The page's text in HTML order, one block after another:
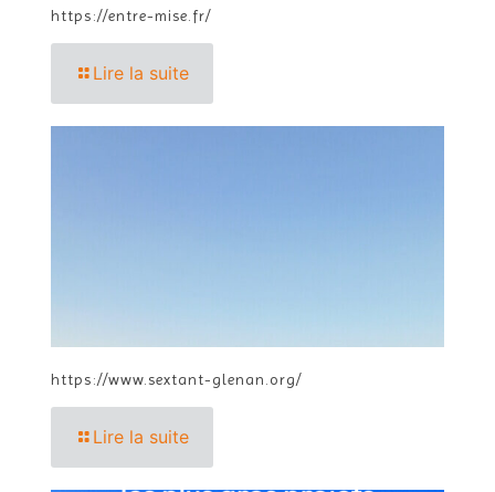
https://entre-mise.fr/
Lire la suite
https://www.sextant-glenan.org/
Lire la suite